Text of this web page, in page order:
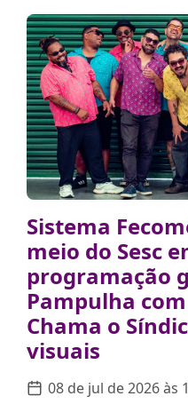
Sistema
meio do Sesc
programação
Pampulha
Chama o
visuais
08 de jul de 2026 às